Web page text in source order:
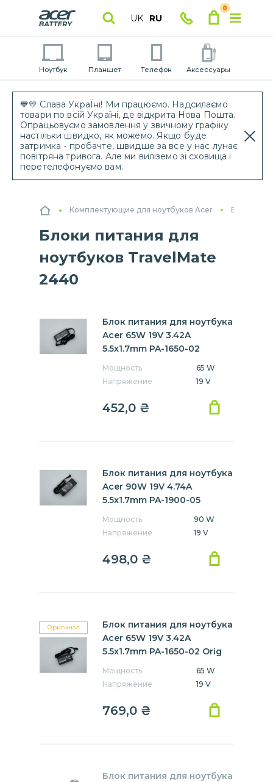
💙💛 Слава УкраЇні! Ми працюємо. Надсилаємо
товари по всій Україні, де відкрита Нова Пошта.
Опрацьовуємо замовлення у звичному графіку
настільки швидко, як можемо. Якщо буде
затримка - пробачте, швидше за все у нас лунає
повітряна тривога. Але ми виліземо зі сховища і
перетелефонуємо вам.
UK RU
0
Ноутбук Планшет Телефон Аксессуары
Комплектующие для ноутбуков Acer Блоки
Блоки питания для
ноутбуков TravelMate
2440
Блок питания для ноутбука
Acer 65W 19V 3.42A
5.5x1.7mm PA-1650-02
Мощность
65 W
Напряжение
19 V
452,0 ₴
Блок питания для ноутбука
Acer 90W 19V 4.74A
5.5x1.7mm PA-1900-05
Мощность
90 W
Напряжение
19 V
498,0 ₴
Оригинал
Блок питания для ноутбука
Acer 65W 19V 3.42A
5.5x1.7mm PA-1650-02 Orig
Мощность
65 W
Напряжение
19 V
769,0 ₴
Блок питания для ноутбука